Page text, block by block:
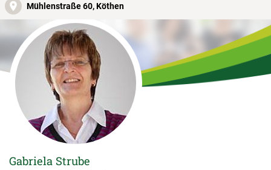
Mühlenstraße 60, Köthen
Gabriela Strube